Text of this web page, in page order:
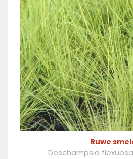
Ruwe
Deschampsia